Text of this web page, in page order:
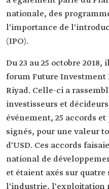
nationale, des
l'importance de
(IPO).
Du 23 au 25 octobre
forum Future
Riyad. Celle-ci a
investisseurs et
événement, 25 accords
signés, pour une valeur
d'USD. Ces accords
national de
et étaient axés sur
l'industrie, l'exploitation